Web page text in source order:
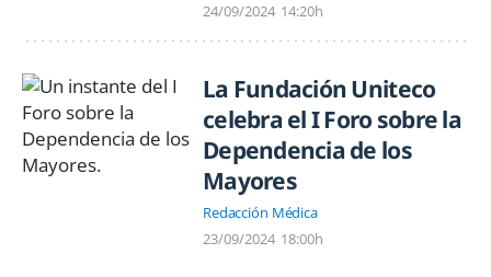
24/09/2024 14:20h
La Fundación Uniteco
celebra el I Foro sobre la
Dependencia de los
Mayores
Redacción Médica
23/09/2024 18:00h